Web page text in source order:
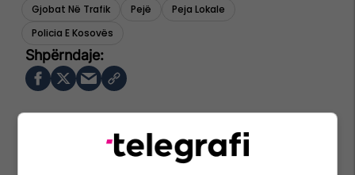
Gjobat Në Trafik Pejë
Peja Lokale
Policia E Kosovës